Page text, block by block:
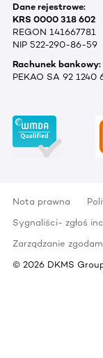
Dane rejestrowe:
KRS 0000 318 602
REGON 141667781
NIP 522-290-86-59
Rachunek bankowy:
PEKAO SA 92 1240
Nota prawna
Sygnaliści- zgłoś
Zarządzanie
© 2026 DKMS